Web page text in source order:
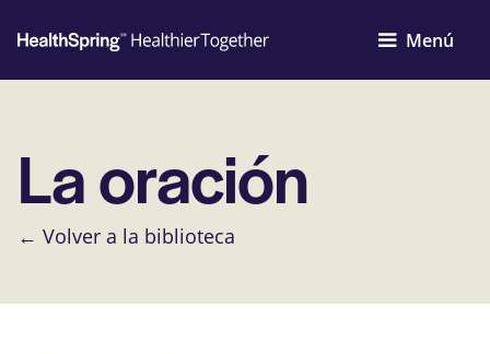
Menú
La oración
← Volver a la biblioteca